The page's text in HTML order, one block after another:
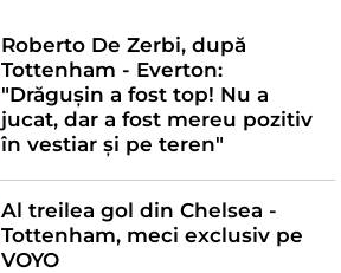
Roberto De Zerbi, după
Tottenham - Everton:
"Drăgușin a fost top! Nu a
jucat, dar a fost mereu pozitiv
în vestiar și pe teren"
Al treilea gol din Chelsea -
Tottenham, meci exclusiv pe
VOYO